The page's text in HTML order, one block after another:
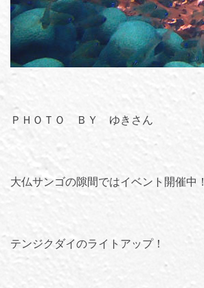
ＰＨＯＴＯ ＢＹ ゆきさん
大仏サンゴの隙間ではイベント開催中！
テンジクダイのライトアップ！